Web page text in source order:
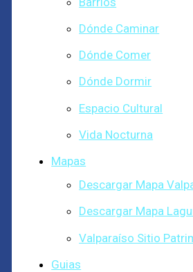
Dónde Caminar
Dónde Comer
Dónde Dormir
Espacio Cultural
Vida Nocturna
Mapas
Descargar Mapa
Descargar Mapa
Valparaíso Sitio
Guias